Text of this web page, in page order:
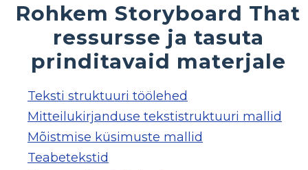
Rohkem Storyboard That
ressursse ja tasuta
prinditavaid materjale
Teksti struktuuri töölehed
Mitteilukirjanduse tekstistruktuuri mallid
Mõistmise küsimuste mallid
Teabetekstid